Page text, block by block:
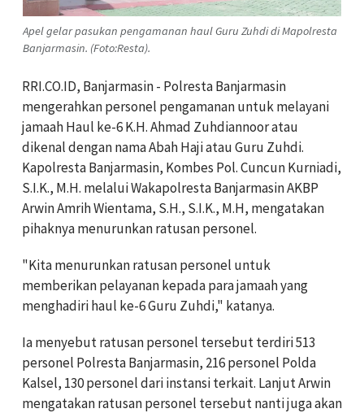
Apel gelar pasukan pengamanan haul Guru Zuhdi di Mapolresta
Banjarmasin. (Foto:Resta).
RRI.CO.ID, Banjarmasin - Polresta Banjarmasin
mengerahkan personel pengamanan untuk melayani
jamaah Haul ke-6 K.H. Ahmad Zuhdiannoor atau
dikenal dengan nama Abah Haji atau Guru Zuhdi.
Kapolresta Banjarmasin, Kombes Pol. Cuncun Kurniadi,
S.I.K., M.H. melalui Wakapolresta Banjarmasin AKBP
Arwin Amrih Wientama, S.H., S.I.K., M.H, mengatakan
pihaknya menurunkan ratusan personel.
"Kita menurunkan ratusan personel untuk
memberikan pelayanan kepada para jamaah yang
menghadiri haul ke-6 Guru Zuhdi," katanya.
Ia menyebut ratusan personel tersebut terdiri 513
personel Polresta Banjarmasin, 216 personel Polda
Kalsel, 130 personel dari instansi terkait. Lanjut Arwin
mengatakan ratusan personel tersebut nanti juga akan